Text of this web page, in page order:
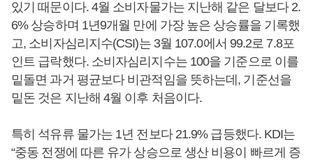
있기 때문이다. 4월 소비자물가는 지난해 같은 달보다 2.
6% 상승하며 1년9개월 만에 가장 높은 상승률을 기록했
고, 소비자심리지수(CSI)는 3월 107.0에서 99.2로 7.8포
인트 급락했다. 소비자심리지수는 100을 기준으로 이를
밑돌면 과거 평균보다 비관적임을 뜻하는데, 기준선을
밑돈 것은 지난해 4월 이후 처음이다.
특히 석유류 물가는 1년 전보다 21.9% 급등했다. KDI는
“중동 전쟁에 따른 유가 상승으로 생산 비용이 빠르게 증